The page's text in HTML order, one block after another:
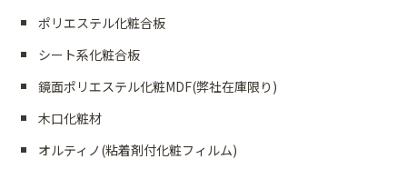
ポリエステル化粧合板
シート系化粧合板
鏡面ポリエステル化粧MDF(弊社在庫限り)
木口化粧材
オルティノ(粘着剤付化粧フィルム)